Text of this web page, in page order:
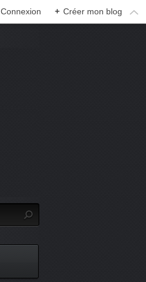
Connexion + Créer mon blog